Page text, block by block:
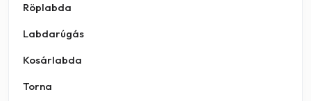
Röplabda
Labdarúgás
Kosárlabda
Torna